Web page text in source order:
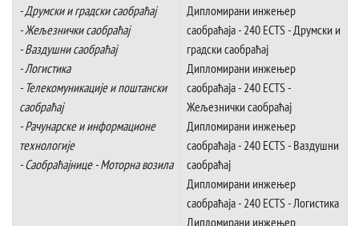
- Друмски и градски саобраћај
- Жељезнички саобраћај
- Ваздушни саобраћај
- Логистика
- Телекомуникације и поштански
саобраћај
- Рачунарске и информационе
технологије
- Саобраћајнице - Моторна возила
Дипломирани инжењер
саобраћаја - 240 ECTS - Друмски и
градски саобраћај
Дипломирани инжењер
саобраћаја - 240 ECTS -
Жељезнички саобраћај
Дипломирани инжењер
саобраћаја - 240 ECTS - Ваздушни
саобраћај
Дипломирани инжењер
саобраћаја - 240 ECTS - Логистика
Дипломирани инжењер